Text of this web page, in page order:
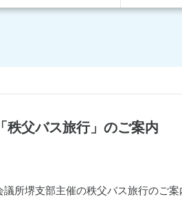
秩父バス旅行」のご案内
議所堺支部主催の秩父バス旅行のご